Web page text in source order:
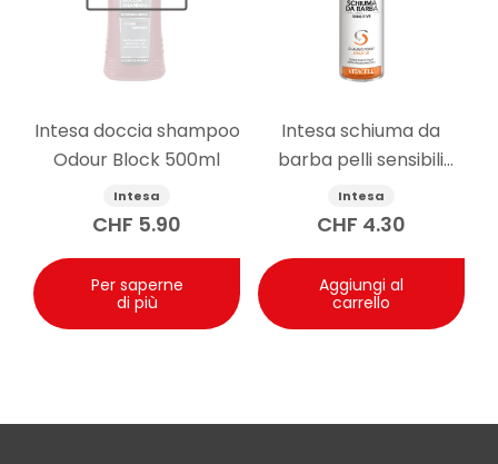
Intesa doccia shampoo
Odour Block 500ml
Intesa
CHF 5.90
Per saperne
di più
Intesa schiuma da
barba pelli sensibili
senza alcool 300ml
Intesa
CHF 4.30
Aggiungi al
carrello